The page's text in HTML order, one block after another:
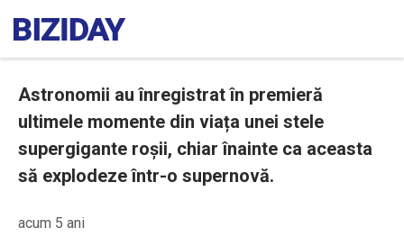
Astronomii au înregistrat în premieră
ultimele momente din viața unei stele
supergigante roșii, chiar înainte ca aceasta
să explodeze într-o supernovă.
acum 5 ani